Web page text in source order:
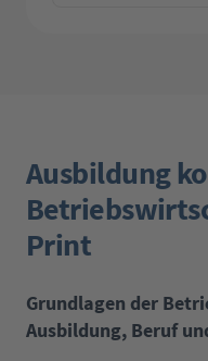
Ausbildung
Print
Grundlagen der
Ausbildung, Beruf